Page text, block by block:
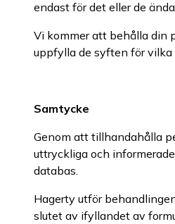
endast för det eller de
Vi kommer att behålla din
uppfylla de syften för vilka
Samtycke
Genom att tillhandahålla
uttryckliga och
databas.
Hagerty utför
slutet av ifyllandet av